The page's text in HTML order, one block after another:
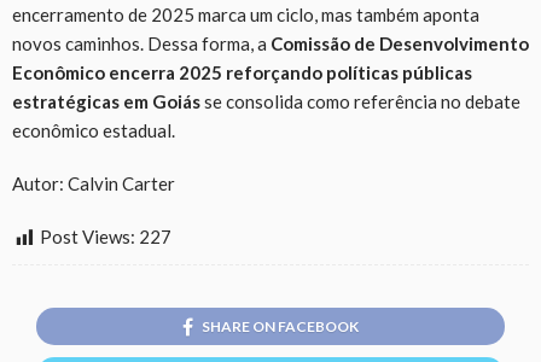
encerramento de 2025 marca um ciclo, mas também aponta
novos caminhos. Dessa forma, a Comissão de Desenvolvimento
Econômico encerra 2025 reforçando políticas públicas
estratégicas em Goiásse consolida como referência no debate
econômico estadual.
Autor: Calvin Carter
Post Views: 227
SHARE ON FACEBOOK